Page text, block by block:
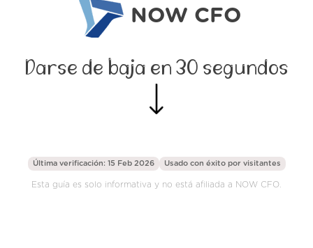
NOW CFO
Darse de baja en 30 segundos
Última verificación: 15 Feb 2026 Usado con éxito por visitantes
Esta guía es solo informativa y no está afiliada a NOW CFO.